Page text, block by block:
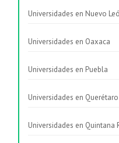
Universidades en Nuevo
Universidades en Oaxaca
Universidades en Puebla
Universidades en Querétaro
Universidades en Quintana